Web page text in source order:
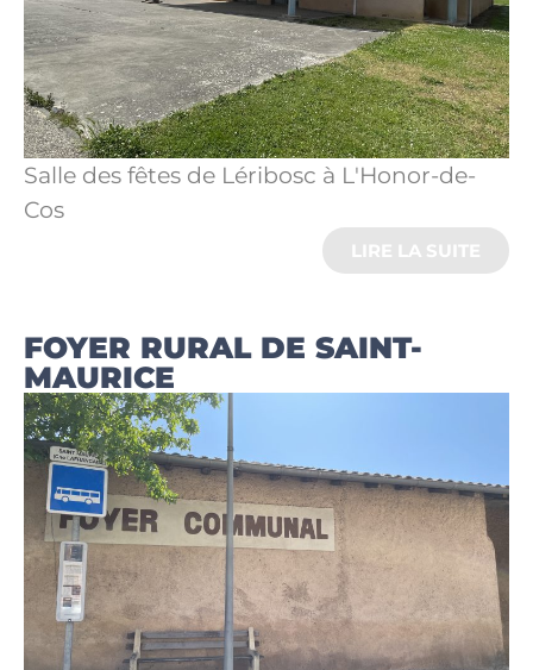
Salle des fêtes de Léribosc à L'Honor-de-
Cos
LIRE LA SUITE
FOYER RURAL DE SAINT-
MAURICE